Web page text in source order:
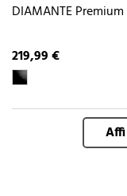
DIAMANTE Premium
219,99 €